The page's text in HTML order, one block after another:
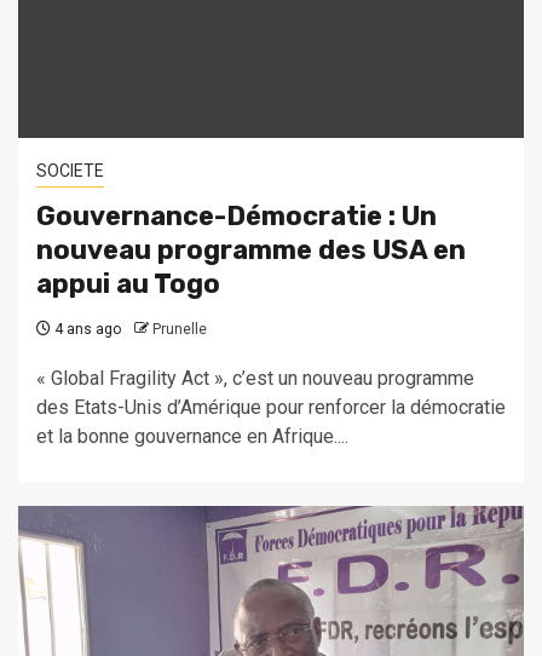
SOCIETE
Gouvernance-Démocratie : Un
nouveau programme des USA en
appui au Togo
4 ans ago Prunelle
« Global Fragility Act », c’est un nouveau programme
des Etats-Unis d’Amérique pour renforcer la démocratie
et la bonne gouvernance en Afrique....